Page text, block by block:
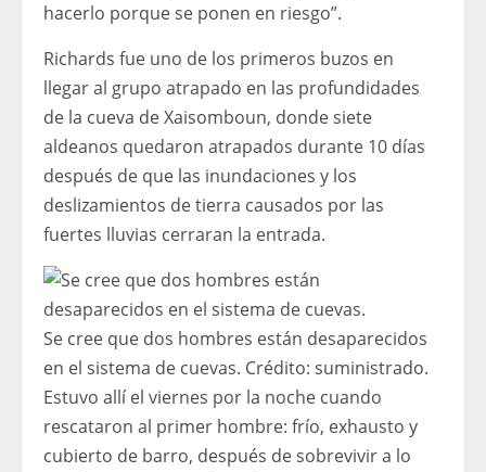
hacerlo porque se ponen en riesgo”.
Richards fue uno de los primeros buzos en
llegar al grupo atrapado en las profundidades
de la cueva de Xaisomboun, donde siete
aldeanos quedaron atrapados durante 10 días
después de que las inundaciones y los
deslizamientos de tierra causados ​​por las
fuertes lluvias cerraran la entrada.
Se cree que dos hombres están desaparecidos
en el sistema de cuevas. Crédito: suministrado.
Estuvo allí el viernes por la noche cuando
rescataron al primer hombre: frío, exhausto y
cubierto de barro, después de sobrevivir a lo